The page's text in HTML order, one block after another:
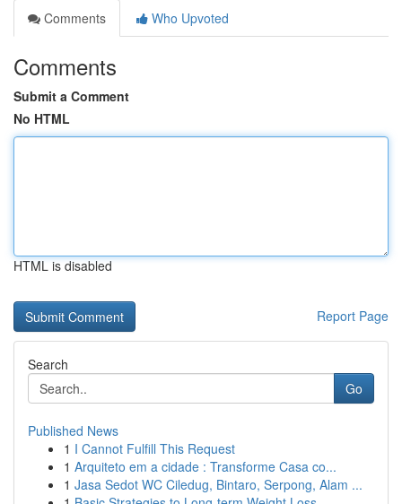
Comments
Who Upvoted
Comments
Submit a Comment
No HTML
HTML is disabled
Report Page
Search
Go
Published News
1 I Cannot Fulfill This Request
1 Arquiteto em a cidade : Transforme Casa co...
1 Jasa Sedot WC Ciledug, Bintaro, Serpong, Alam ...